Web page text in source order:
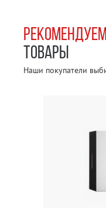
ТОВАРЫ
Наши покупатели